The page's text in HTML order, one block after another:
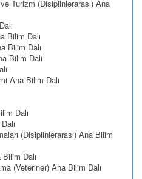
Turizm (Disiplinlerarası) Ana
Bilim Dalı
Bilim Dalı
Bilim Dalı
Ana Bilim Dalı
Dalı
(Disiplinlerarası) Ana Bilim
Dalı
(Veteriner) Ana Bilim Dalı